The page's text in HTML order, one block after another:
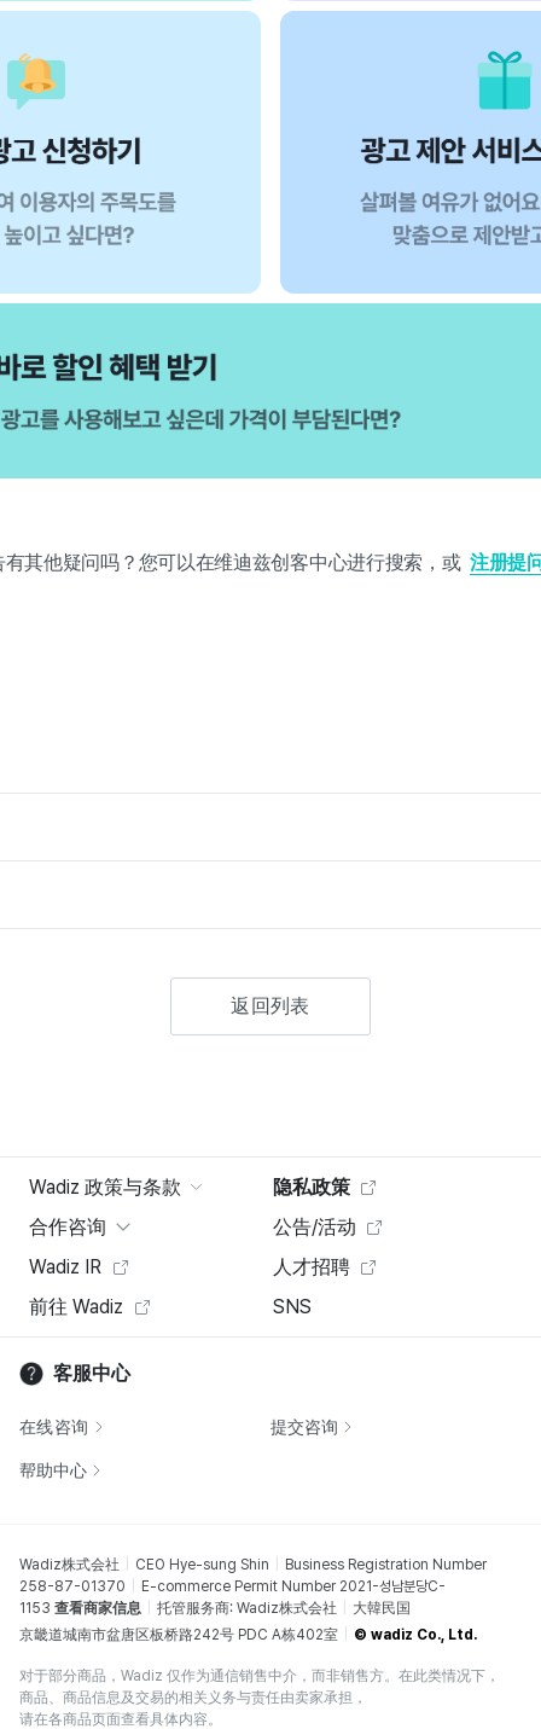
其他疑问吗？您可以在维迪兹创客中心进行搜索，或 注册提
返回列表
Wadiz 政策与条款
隐私政策
合作咨询
公告/活动
Wadiz IR
人才招聘
前往 Wadiz
SNS
客服中心
在线咨询 提交咨询
帮助中心
Wadiz株式会社 CEO Hye-sung Shin
Business Registration Number
258-87-01370
E-commerce Permit Number 2021-성남분당C-
1153 查看商家信息 托管服务商: Wadiz株式会社
大韓民国
京畿道城南市盆唐区板桥路242号 PDC A栋402室
© wadiz Co., Ltd.
对于部分商品，Wadiz 仅作为通信销售中介，而非销售方。在此类情况下，
商品、商品信息及交易的相关义务与责任由卖家承担，
请在各商品页面查看具体内容。